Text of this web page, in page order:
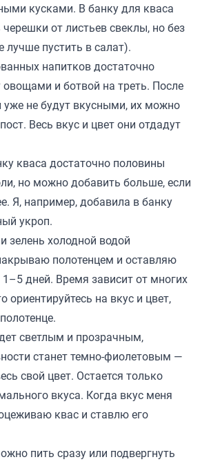
кусками. В банку для кваса
от листьев свеклы, но без
лучше пустить в салат).
напитков достаточно
овощами и ботвой на треть. После
не будут вкусными, их можно
Весь вкус и цвет они отдадут
кваса достаточно половины
но можно добавить больше, если
Я, например, добавила в банку
укроп.
зелень холодной водой
полотенцем и оставляю
1–5 дней. Время зависит от многих
ориентируйтесь на вкус и цвет,
светлым и прозрачным,
станет темно-фиолетовым —
свой цвет. Остается только
вкуса. Когда вкус меня
квас и ставлю его
пить сразу или подвергнуть